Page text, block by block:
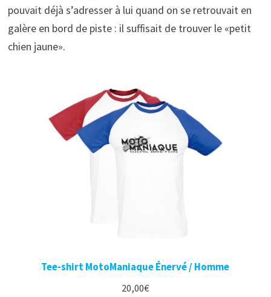
pouvait déjà s’adresser à lui quand on se retrouvait en
galère en bord de piste : il suffisait de trouver le «petit
chien jaune».
Tee-shirt MotoManiaque Énervé / Homme
20,00€